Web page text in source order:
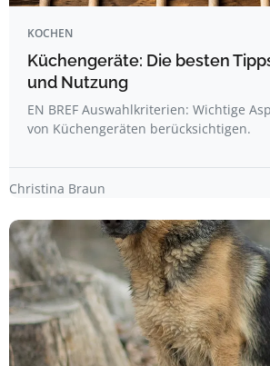
KOCHEN
Küchengeräte: Die besten
und Nutzung
EN BREF Auswahlkriterien: Wichtige
von Küchengeräten berücksichtigen.
Christina Braun